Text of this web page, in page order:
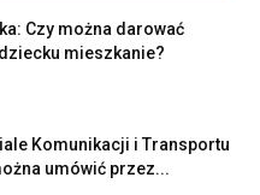
Czy można darować
mieszkanie?
Komunikacji i Transportu
umówić przez...